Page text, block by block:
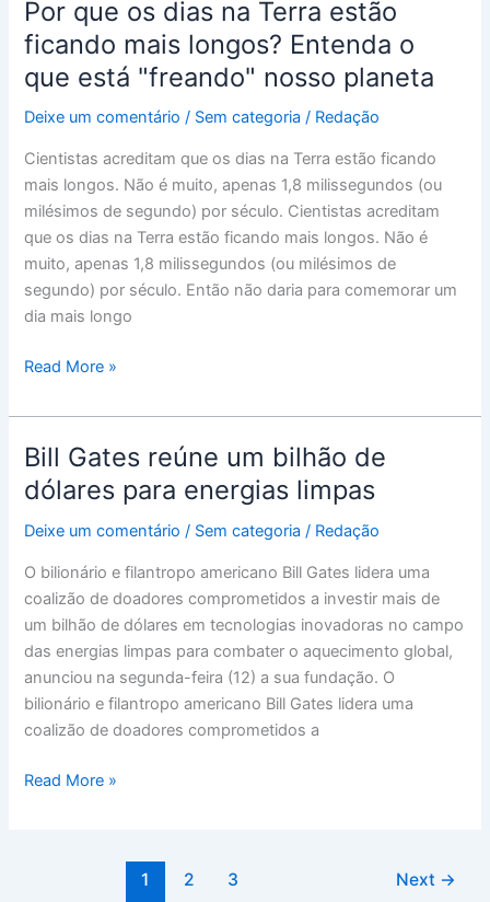
Por que os dias na Terra estão
ficando mais longos? Entenda o
que está "freando" nosso planeta
Deixe um comentário / Sem categoria / Redação
Cientistas acreditam que os dias na Terra estão ficando
mais longos. Não é muito, apenas 1,8 milissegundos (ou
milésimos de segundo) por século. Cientistas acreditam
que os dias na Terra estão ficando mais longos. Não é
muito, apenas 1,8 milissegundos (ou milésimos de
segundo) por século. Então não daria para comemorar um
dia mais longo
Por
que
os
dias
na
estão
ficando
mais
longos?
Entenda
o
que
"freando"
Read More »
Bill Gates reúne um bilhão de
dólares para energias limpas
Deixe um comentário / Sem categoria / Redação
O bilionário e filantropo americano Bill Gates lidera uma
coalizão de doadores comprometidos a investir mais de
um bilhão de dólares em tecnologias inovadoras no campo
das energias limpas para combater o aquecimento global,
anunciou na segunda-feira (12) a sua fundação. O
bilionário e filantropo americano Bill Gates lidera uma
coalizão de doadores comprometidos a
Bill
Gates
reúne
um
de
dólares
para
energias
limpas
Read More »
1 2 3 Next →